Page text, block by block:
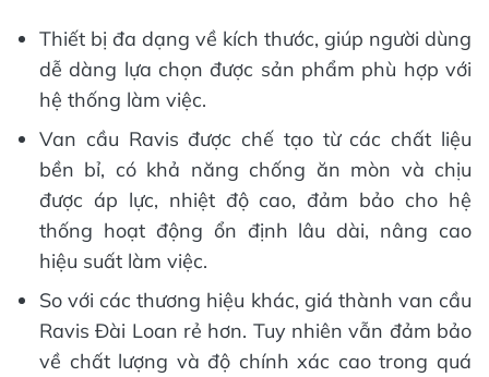
Thiết bị đa dạng về kích thước, giúp người dùng
dễ dàng lựa chọn được sản phẩm phù hợp với
hệ thống làm việc.
Van cầu Ravis được chế tạo từ các chất liệu
bền bỉ, có khả năng chống ăn mòn và chịu
được áp lực, nhiệt độ cao, đảm bảo cho hệ
thống hoạt động ổn định lâu dài, nâng cao
hiệu suất làm việc.
So với các thương hiệu khác, giá thành van cầu
Ravis Đài Loan rẻ hơn. Tuy nhiên vẫn đảm bảo
về chất lượng và độ chính xác cao trong quá